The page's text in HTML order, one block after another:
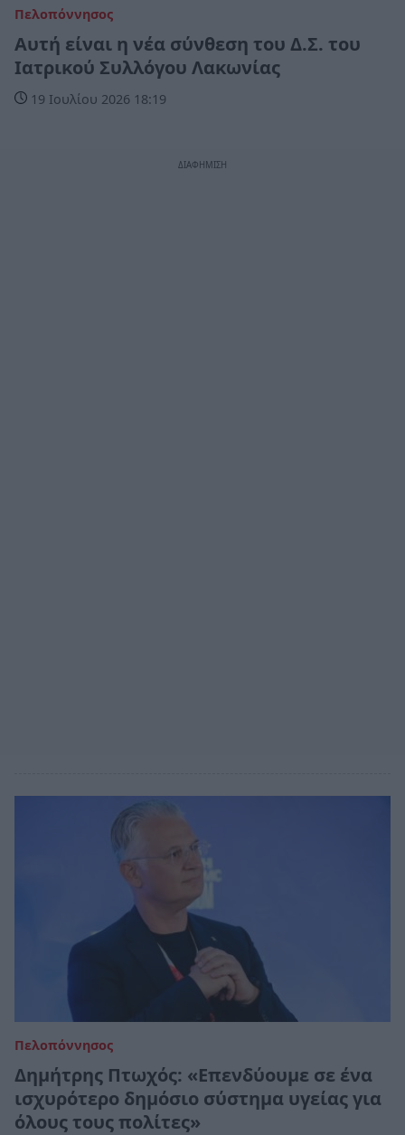
Πελοπόννησος
Αυτή είναι η νέα σύνθεση του Δ.Σ. του
Ιατρικού Συλλόγου Λακωνίας
19 Ιουλίου 2026 18:19
Πελοπόννησος
Δημήτρης Πτωχός: «Επενδύουμε σε ένα
ισχυρότερο δημόσιο σύστημα υγείας για
όλους τους πολίτες»